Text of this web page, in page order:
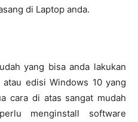
di Laptop anda.
yang bisa anda lakukan
edisi Windows 10 yang
cara di atas sangat mudah
menginstall software